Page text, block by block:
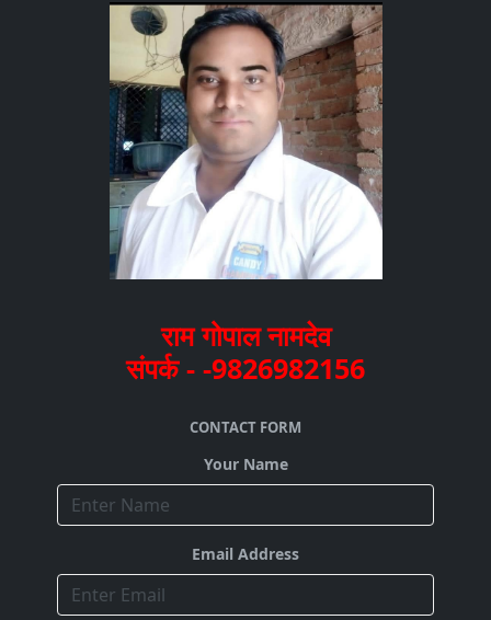
राम गोपाल नामदेव
संपर्क - -9826982156
CONTACT FORM
Your Name
Email Address